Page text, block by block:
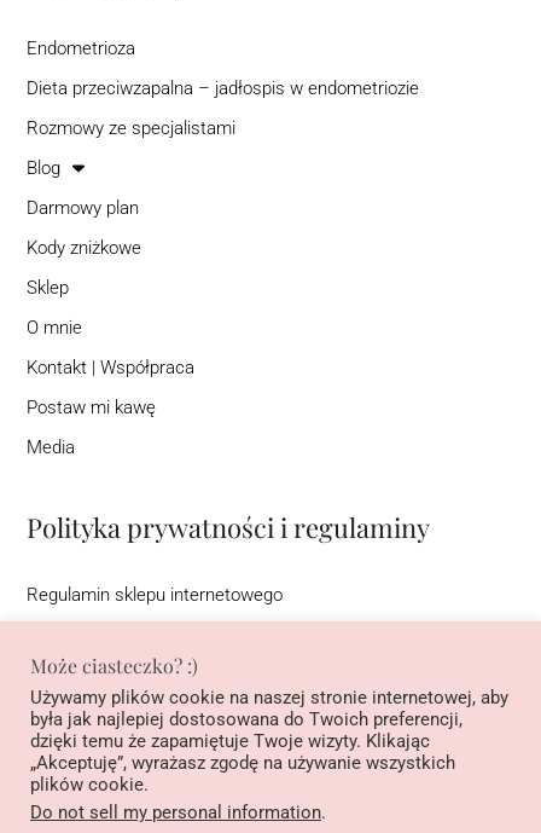
Endometrioza
Dieta przeciwzapalna – jadłospis w endometriozie
Rozmowy ze specjalistami
Blog
Darmowy plan
Kody zniżkowe
Sklep
O mnie
Kontakt | Współpraca
Postaw mi kawę
Media
Polityka prywatności i regulaminy
Regulamin sklepu internetowego
Warunki korzystania ze strony interentowej (DSA)
Polityka prywatności
Regulamin konkursu na Instagramie pod nazwą ”Podziel się
historią, wygraj książkę”
Może ciasteczko? :)
Używamy plików cookie na naszej stronie internetowej, aby
była jak najlepiej dostosowana do Twoich preferencji,
dzięki temu że zapamiętuje Twoje wizyty. Klikając
„Akceptuję”, wyrażasz zgodę na używanie wszystkich
plików cookie.
Do not sell my personal information.